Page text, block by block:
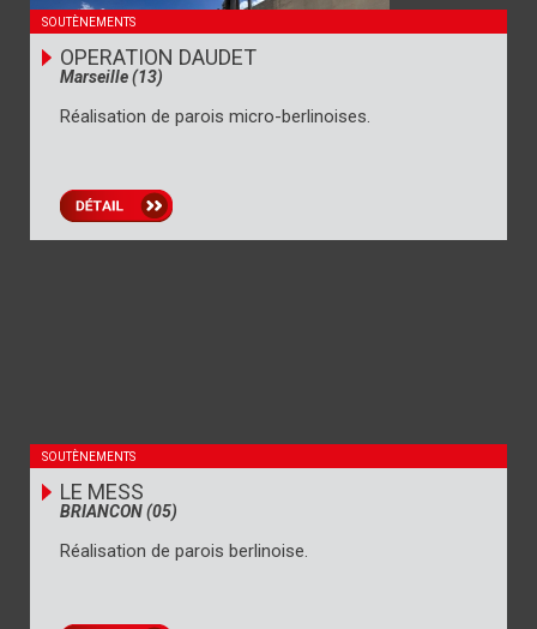
SOUTÈNEMENTS
OPERATION DAUDET
Marseille (13)
Réalisation de parois micro-berlinoises.
SOUTÈNEMENTS
LE MESS
BRIANCON (05)
Réalisation de parois berlinoise.